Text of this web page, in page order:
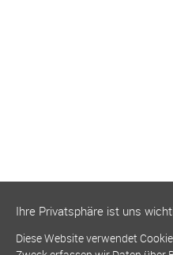
Ihre Privatsphäre ist uns
Diese Website verwendet